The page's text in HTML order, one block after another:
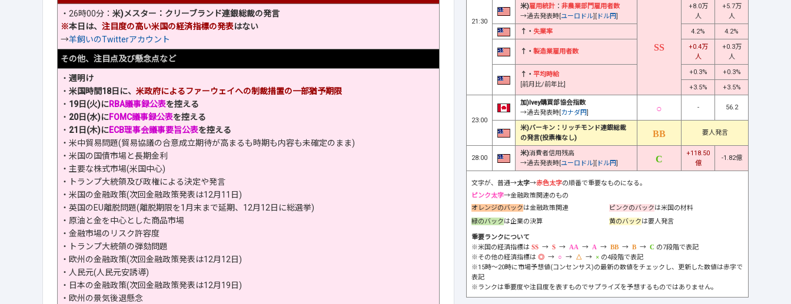
・26時00分： 米)メスター：クリーブランド連銀総裁の発言
※本日は、 注目度の高い米国の経済指標の発表はない
→羊飼いのTwitterアカウント
その他、注目点及び懸念点など
・ 週明け
・ 米国時間18日に、 米政府によるファーウェイへの制裁措置の一部猶予期限
・ 19日(火)にRBA議事録公表を控える
・ 20日(水)にFOMC議事録公表を控える
・ 21日(木)にECB理事会議事要旨公表を控える
・米中貿易問題(貿易協議の合意成立期待が高まるも時期も内容も未確定のまま)
・米国の国債市場と長期金利
・主要な株式市場(米国中心)
・トランプ大統領及び政権による決定や発言
・米国の金融政策(次回金融政策発表は12月11日)
・英国のEU離脱問題(離脱期限を1月末まで延期、12月12日に総選挙)
・原油と金を中心とした商品市場
・金融市場のリスク許容度
・トランプ大統領の弾劾問題
・欧州の金融政策(次回金融政策発表は12月12日)
・人民元(人民元安誘導)
・日本の金融政策(次回金融政策発表は12月19日)
・欧州の景気後退懸念
21:30
米)雇用統計 ： 非農業部門雇用者数
→過去発表時[ユーロドル][ ドル円]
+8.0万
人
+5.7万
人
↑・ 失業率 4.2% 4.2%
↑・ 製造業雇用者数
+0.4万
人
+0.3万
人
↑・ 平均時給
[前月比/前年比]
+0.3%
+0.3%
+3.5%
+3.5%
23:00
加)Ivey購買部協会指数
→過去発表時[カナダ円]
- 56.2
米)バーキン：リッチモンド連銀総裁
の発言(投票権なし)
要人発言
28:00
米)消費者信用残高
→過去発表時[ユーロドル][ ドル円]
+118.50
億
-1.82億
文字が、普通→太字→赤色太字の順番で重要なものになる。
ピンク太字→金融政策関連のもの
オレンジのバックは金融政策関連 ピンクのバックは米国の材料
緑のバックは企業の決算 黄のバックは要人発言
重要ランクについて
※米国の経済指標は
→ → → → → →
の7段階で表記
※その他の経済指標は
→ → →
の4段階で表記
※15時～20時に市場予想値(コンセンサス)の最新の数値をチェックし、更新した数値は赤字で
表記
※ランクは重要度や注目度を表すものでサプライズを予想するものではありません。